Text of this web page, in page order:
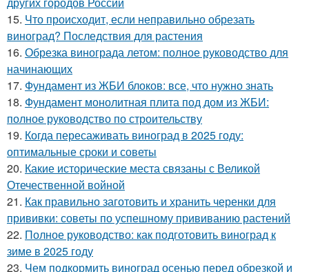
15. Что происходит, если неправильно обрезать
виноград? Последствия для растения
16. Обрезка винограда летом: полное руководство для
начинающих
17. Фундамент из ЖБИ блоков: все, что нужно знать
18. Фундамент монолитная плита под дом из ЖБИ:
полное руководство по строительству
19. Когда пересаживать виноград в 2025 году:
оптимальные сроки и советы
20. Какие исторические места связаны с Великой
Отечественной войной
21. Как правильно заготовить и хранить черенки для
прививки: советы по успешному прививанию растений
22. Полное руководство: как подготовить виноград к
зиме в 2025 году
23. Чем подкормить виноград осенью перед обрезкой и